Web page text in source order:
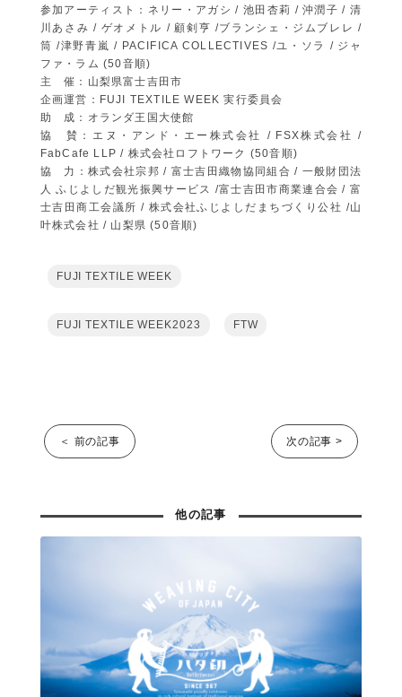
参加アーティスト：ネリー・アガシ / 池田杏莉 / 沖潤子 / 清
川あさみ / ゲオメトル / 顧剣亨 /ブランシェ・ジムブレレ /
筒 /津野青嵐 / PACIFICA COLLECTIVES /ユ・ソラ / ジャ
ファ・ラム (50音順)
主 催：山梨県富士吉田市
企画運営：FUJI TEXTILE WEEK 実行委員会
助 成：オランダ王国大使館
協 賛：エヌ・アンド・エー株式会社 / FSX株式会社 /
FabCafe LLP / 株式会社ロフトワーク (50音順)
協 力：株式会社宗邦 / 富士吉田織物協同組合 / 一般財団法
人 ふじよしだ観光振興サービス /富士吉田市商業連合会 / 富
士吉田商工会議所 / 株式会社ふじよしだまちづくり公社 /山
叶株式会社 / 山梨県 (50音順)
FUJI TEXTILE WEEK
FUJI TEXTILE WEEK2023 FTW
＜ 前の記事 次の記事 >
他の記事